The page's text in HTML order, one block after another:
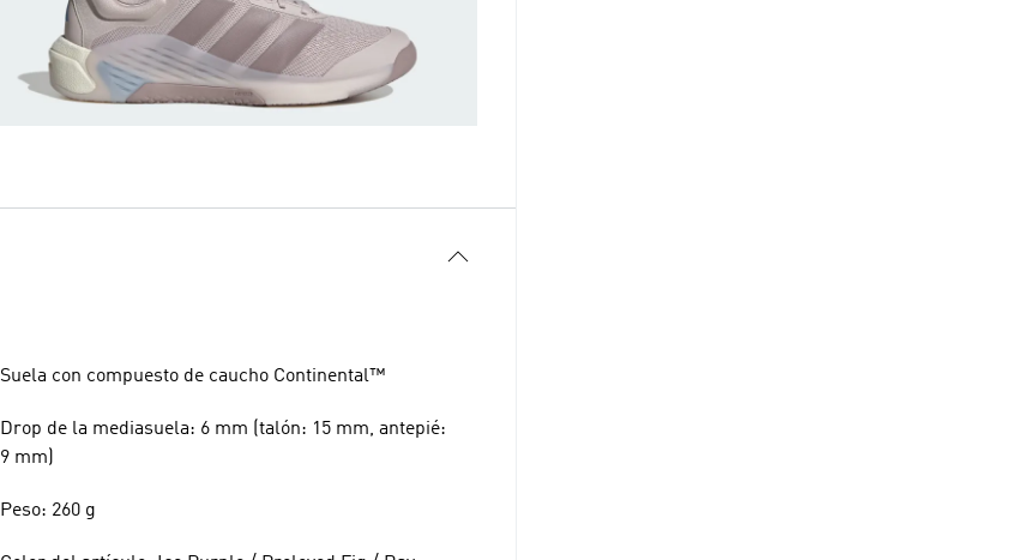
Suela con compuesto de caucho Continental™
Drop de la mediasuela: 6 mm (talón: 15 mm, antepié:
9 mm)
Peso: 260 g